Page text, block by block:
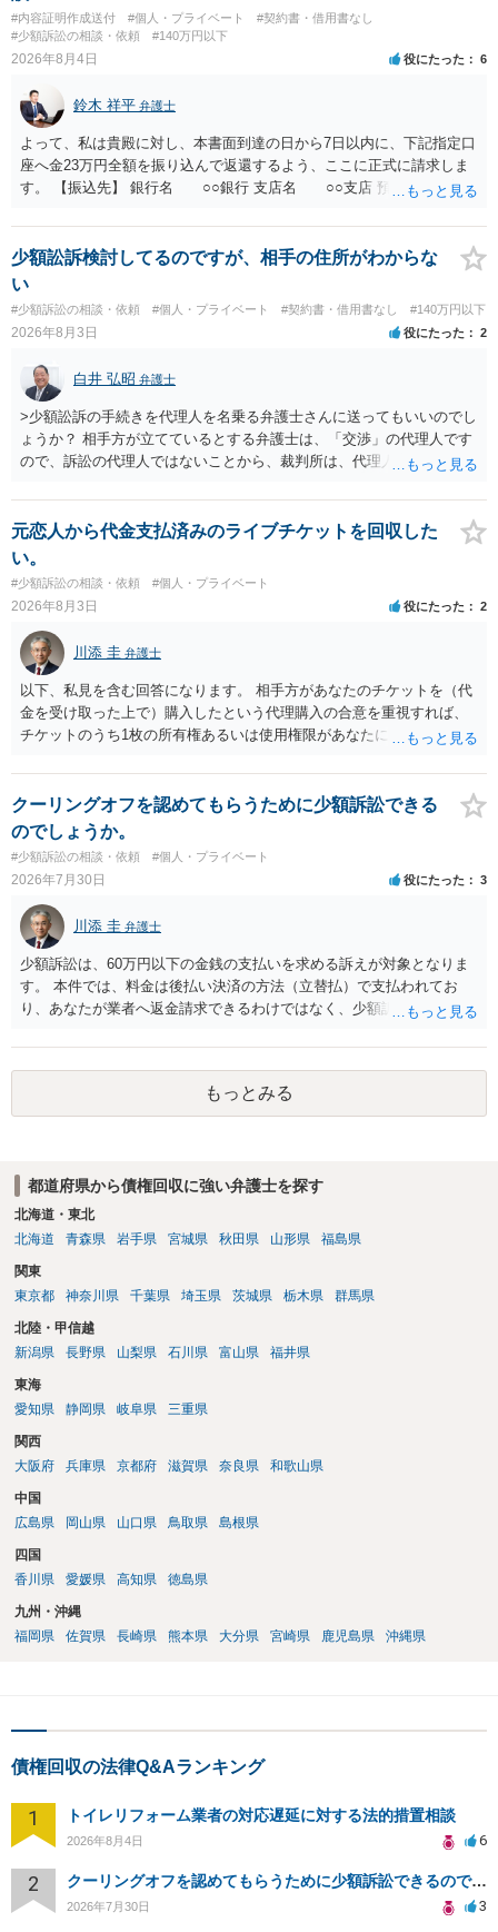
条）となるため、相手方に請求できない可能性が高いです。 ・相手の
氏名や住所が分からない状態でも対応可能なのか ⇒訴訟等の裁判上の
手続を利用する場合には、原則として相手方の住所・氏名を把握して
#内容証明作成送付 #個人・プライベート
#契約書・借用書なし
#少額訴訟の相談・依頼
#140万円以下
2026年8月4日 役にたった 6
鈴木 祥平 弁護士
よって、私は貴殿に対し、本書面到達の日から7日以内に、下記指定口
座へ金23万円全額を振り込んで返還するよう、ここに正式に請求しま
す。 【振込先】 銀行名 ○○銀行 支店名 ○○支店 預金種別 普通
されない場合には、貴殿には任意に返金する意思がないものと判断
し、やむを得ず、返還金23万円及びこれに対する遅延損害金の支払い
を求める民事訴訟、支払督促その他必要な法的手続を直ちに講じま
いても併せて請求する予定ですので、あらかじめ申し添えます。 本件
は、貴殿自らが契約を解約したことによって生じた返還義務の履行を
求めるものにすぎません。貴殿の仕入先との取引関係や返金時期など
の内部事情は、私に対する返還義務の発生や履行時期には何ら影響を
及ぼすものではありません。 これ以上、本件の解決を不必要に遅延さ
せることなく、誠意をもって速やかに返金手続を履行されるよう、強
く求めます。 以上
少額訟訴検討してるのですが、相手の住所がわからな
い
#少額訴訟の相談・依頼 #個人・プライベート #契約書・借用書なし #140万円以下
2026年8月3日 役にたった 2
白井 弘昭 弁護士
>少額訟訴の手続きを代理人を名乗る弁護士さんに送ってもいいのでし
ょうか？ 相手方が立てているとする弁護士は、「交渉」の代理人です
ので、訴訟の代理人ではないことから、裁判所は、代理人宛ての訴状
ている場合は、相手方（被告）の住所で訴状を作成提出し、裁判所に
代理人が就いていたことを知らせると（訴状の記載内容から明らかな
場合も）、裁判所が当該代理人弁護士に事前連絡し、引き続き訴訟も
受任するかを聞いたうえで、受任の意志が明らかになったところで、
直接被告に送達するのではなく、代理人に訴状の受領を促すこともあ
ります。 ラインのやり取りでしか証拠がないと、実際の本人性が明ら
かではありません。もちろん弁護士（２０万円の請求で代理人弁護士
に委任するかも疑わしいのですが）も住所は明らかにしないでしょ
う。 何か本人を示す事実（振込先などの情報）から、相手の住所等の
情報を割り出していくしかないように思えます。 以上、ご参考まで。
元恋人から代金支払済みのライブチケットを回収した
い。
#少額訴訟の相談・依頼 #個人・プライベート
2026年8月3日 役にたった 2
川添 圭 弁護士
以下、私見を含む回答になります。 相手方があなたのチケットを（代
金を受け取った上で）購入したという代理購入の合意を重視すれば、
チケットのうち1枚の所有権あるいは使用権限があなたにあり、チケッ
す。 一方、このチケット購入には「相手方と一緒に行く」という合意
も付随していたことを無視することができません。こちらを重視すれ
ば、交際を終了させたことにより「一緒に行く」という結果の実現に
重大な障害が発生しており、当然にチケットを引き渡すべきといえる
かは微妙であり、むしろ返金すべきとするのが当事者の合理的意思に
合致するのではないか、という判断に傾くことになると思います。 例
えば、当該チケットが座席指定である場合、交際を解消した2人が当日
隣り合わせになることは避けたいという心理が働くことも無理からぬ
ところです。一方、チケットがエリア指定のアリーナ席であれば隣り
合わせにならずに済むかもしれませんし、そのチケットが入手困難で
あったり特別席であったりすれば、判断は変わってくるかもしれませ
ん。当該チケットがチケット転売防止法に規定する特定興行入場券に
該当し、券面上使用者が指定されている場合には、チケット引渡し以
外に選択肢がない場合もあるでしょう。 このように、本件の紛争は、
法的には「当事者の合理的意思」がどこにあるのかを追求した解決が
必要になると思われます。なかなか難しい問題なので、弁護士によっ
クーリングオフを認めてもらうために少額訴訟できる
のでしょうか。
#少額訴訟の相談・依頼 #個人・プライベート
2026年7月30日 役にたった 3
川添 圭 弁護士
少額訴訟は、60万円以下の金銭の支払いを求める訴えが対象となりま
す。 本件では、料金は後払い決済の方法（立替払）で支払われてお
り、あなたが業者へ返金請求できるわけではなく、少額訴訟は使えな
在確認請求訴訟を提起することも考えられますが、まずは後払い決済
業者へ（原契約のクーリング・オフの証拠の写しとともに）支払拒絶
の通知書を送り、もし訴訟や支払督促を行ってきた場合には全面的に
争う、というやり方がベターではないかと思います。弁護士会の相談
もっとみる
都道府県から債権回収に強い弁護士を探す
北海道・東北
北海道
青森県 岩手県 宮城県 秋田県 山形県 福島県
関東
東京都
神奈川県 千葉県 埼玉県 茨城県 栃木県 群馬県
北陸・甲信越
新潟県
長野県 山梨県 石川県 富山県 福井県
東海
愛知県
静岡県 岐阜県 三重県
関西
大阪府
兵庫県 京都府 滋賀県 奈良県 和歌山県
中国
広島県
岡山県 山口県 鳥取県 島根県
四国
香川県
愛媛県 高知県 徳島県
九州・沖縄
福岡県
佐賀県 長崎県 熊本県 大分県 宮崎県 鹿児島県 沖縄県
債権回収の法律Q&Aランキング
1 トイレリフォーム業者の対応遅延に対する法的措置相談
2026年8月4日 6
2 クーリングオフを認めてもらうために少額訴訟できるのでしょうか。
2026年7月30日 3